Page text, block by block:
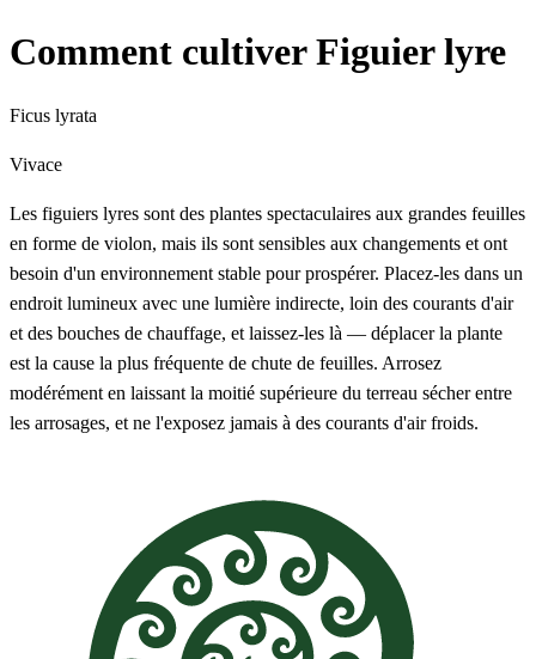
Comment cultiver Figuier lyre
Ficus lyrata
Vivace
Les figuiers lyres sont des plantes spectaculaires aux grandes feuilles
en forme de violon, mais ils sont sensibles aux changements et ont
besoin d'un environnement stable pour prospérer. Placez-les dans un
endroit lumineux avec une lumière indirecte, loin des courants d'air
et des bouches de chauffage, et laissez-les là — déplacer la plante
est la cause la plus fréquente de chute de feuilles. Arrosez
modérément en laissant la moitié supérieure du terreau sécher entre
les arrosages, et ne l'exposez jamais à des courants d'air froids.